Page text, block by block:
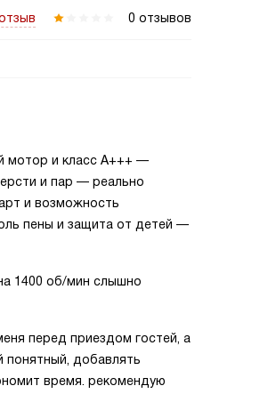
0 отзывов
мотор и класс A+++ —
и пар — реально
и возможность
пены и защита от детей —
1400 об/мин слышно
перед приездом гостей, а
понятный, добавлять
время. рекомендую